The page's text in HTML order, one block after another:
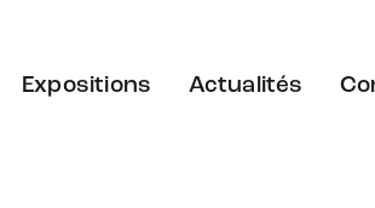
Expositions Actualités